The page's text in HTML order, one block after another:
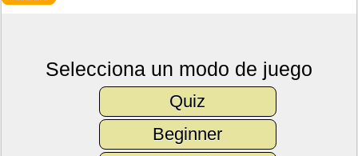
Selecciona un modo de juego
Quiz
Beginner